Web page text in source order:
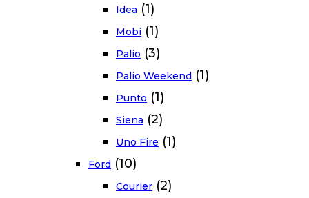
Idea (1)
Mobi (1)
Palio (3)
Palio Weekend (1)
Punto (1)
Siena (2)
Uno Fire (1)
Ford (10)
Courier (2)